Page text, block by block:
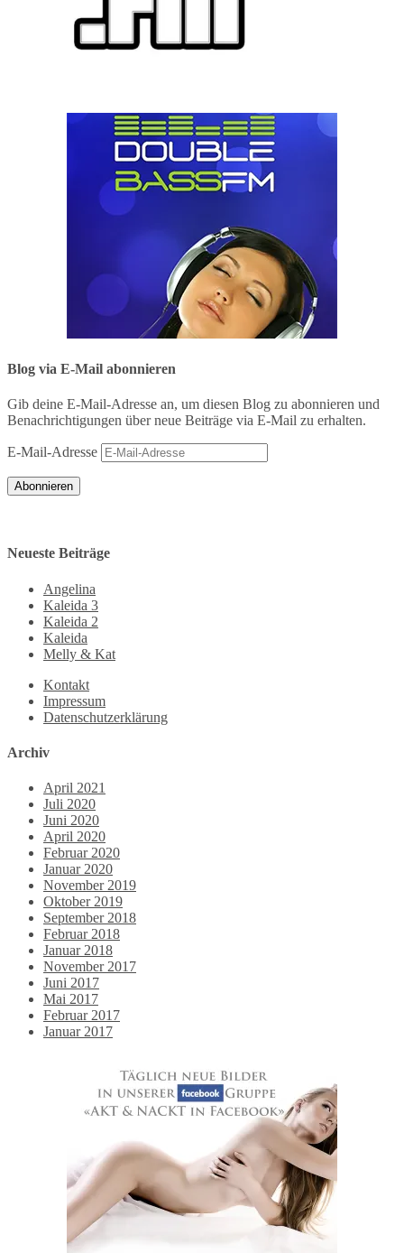
Blog via E-Mail abonnieren
Gib deine E-Mail-Adresse an, um diesen Blog zu abonnieren und
Benachrichtigungen über neue Beiträge via E-Mail zu erhalten.
E-Mail-Adresse
Abonnieren
Neueste Beiträge
Angelina
Kaleida 3
Kaleida 2
Kaleida
Melly & Kat
Kontakt
Impressum
Datenschutzerklärung
Archiv
April 2021
Juli 2020
Juni 2020
April 2020
Februar 2020
Januar 2020
November 2019
Oktober 2019
September 2018
Februar 2018
Januar 2018
November 2017
Juni 2017
Mai 2017
Februar 2017
Januar 2017